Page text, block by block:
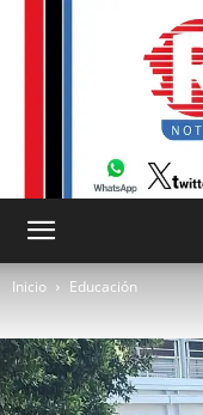
Inicio Educación